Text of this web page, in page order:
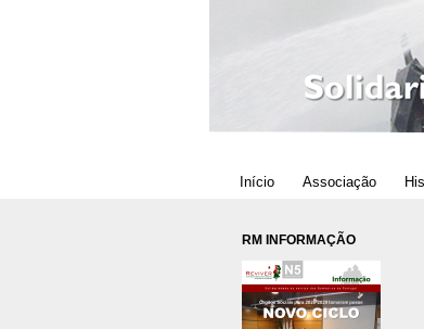
Início Associação
RM INFORMAÇÃO